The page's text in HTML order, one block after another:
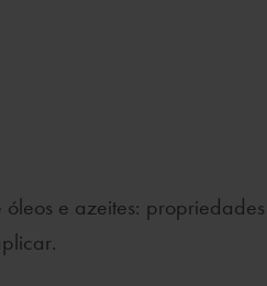
óleos e azeites: